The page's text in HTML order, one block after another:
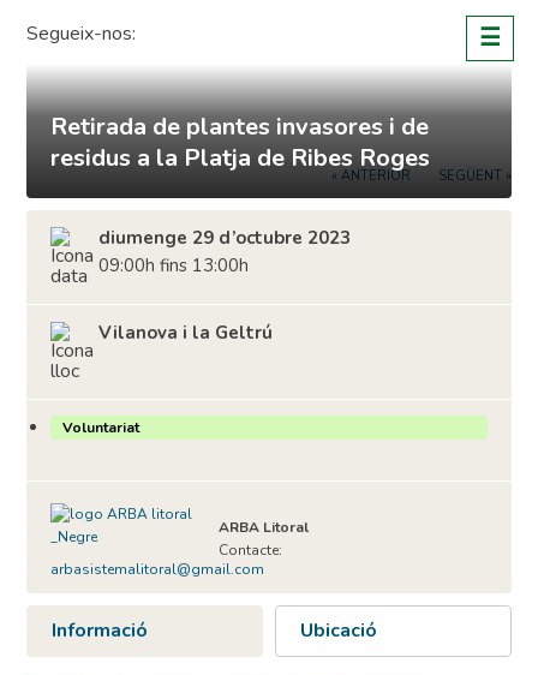
content
Segueix-nos: ☰
« ANTERIOR SEGÜENT »
Retirada de plantes invasores i de
residus a la Platja de Ribes Roges
diumenge 29 d’octubre 2023
09:00h fins 13:00h
Vilanova i la Geltrú
Voluntariat
ARBA Litoral
Contacte:
arbasistemalitoral@gmail.com
Informació Ubicació